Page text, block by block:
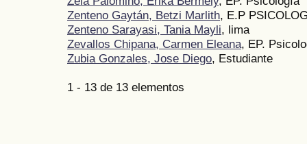
Zenteno Gaytán, Betzi Marlith, E.P
Zenteno Sarayasi, Tania Mayli, lima
Zevallos Chipana, Carmen Eleana, EP.
Zubia Gonzales, Jose Diego, Estudiante
1 - 13 de 13 elementos